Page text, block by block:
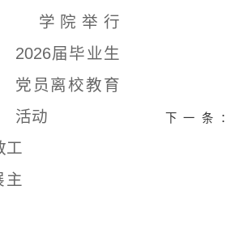
学院举行
2026届毕业生
党员离校教育
活动
下一条：
工
主